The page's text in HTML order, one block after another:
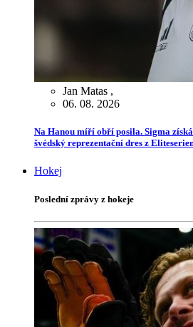
Jan Matas ,
06. 08. 2026
Na Hanou míří obří posila. Sigma
švédský reprezentační dres z
Hokej
Poslední zprávy z hokeje